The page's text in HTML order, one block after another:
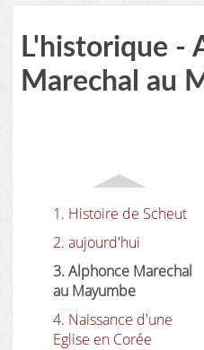
L'historique -
Marechal au
1. Histoire de Scheut
2. aujourd'hui
3. Alphonce Marechal
au Mayumbe
4. Naissance d'une
Eglise en Corée